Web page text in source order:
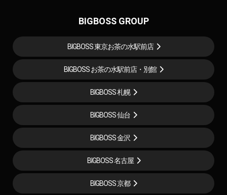
BIGBOSS GROUP
BIGBOSS 東京お茶の水駅前店
BIGBOSS お茶の水駅前店・別館
BIGBOSS 札幌
BIGBOSS 仙台
BIGBOSS 金沢
BIGBOSS 名古屋
BIGBOSS 京都